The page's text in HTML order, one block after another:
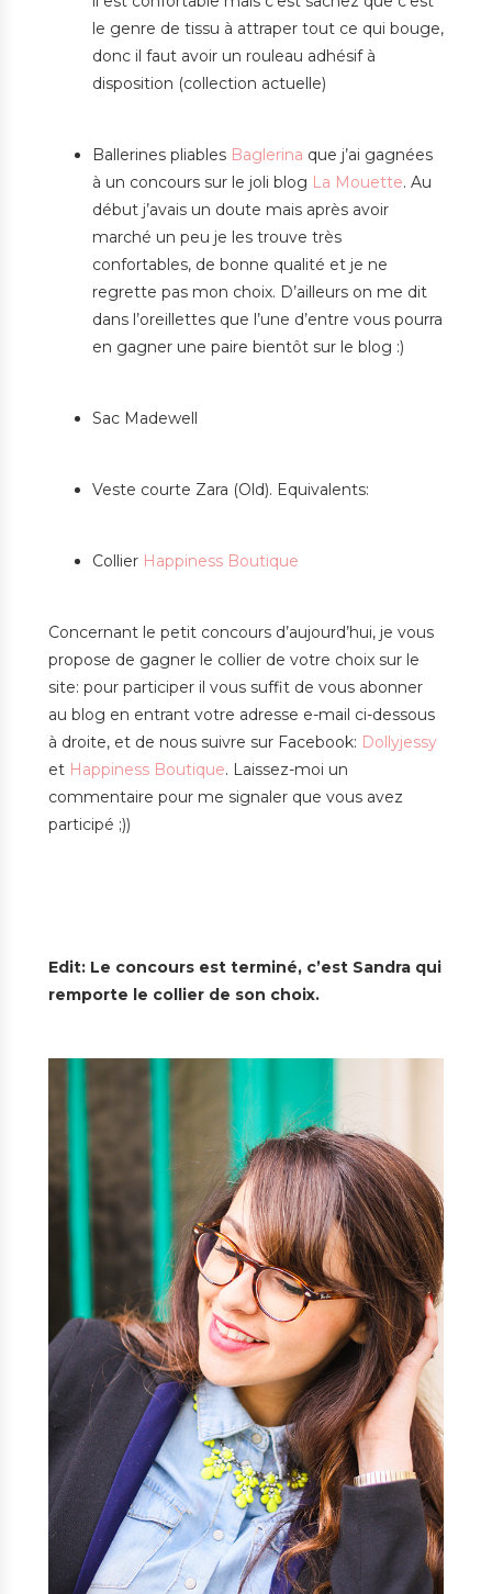
le genre de tissu à attraper tout ce qui bouge,
donc il faut avoir un rouleau adhésif à
disposition (collection actuelle)
Ballerines pliables Baglerina que j’ai gagnées
à un concours sur le joli blog La Mouette. Au
début j’avais un doute mais après avoir
marché un peu je les trouve très
confortables, de bonne qualité et je ne
regrette pas mon choix. D’ailleurs on me dit
dans l’oreillettes que l’une d’entre vous pourra
en gagner une paire bientôt sur le blog :)
Sac Madewell
Veste courte Zara (Old). Equivalents:
Collier Happiness Boutique
Concernant le petit concours d’aujourd’hui, je vous
propose de gagner le collier de votre choix sur le
site: pour participer il vous suffit de vous abonner
au blog en entrant votre adresse e-mail ci-dessous
à droite, et de nous suivre sur Facebook: Dollyjessy
et Happiness Boutique. Laissez-moi un
commentaire pour me signaler que vous avez
participé ;))
Edit: Le concours est terminé, c’est Sandra qui
remporte le collier de son choix.